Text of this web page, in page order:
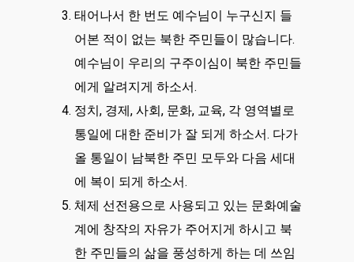
태어나서 한 번도 예수님이 누구신지 들
어본 적이 없는 북한 주민들이 많습니다.
예수님이 우리의 구주이심이 북한 주민들
에게 알려지게 하소서.
정치, 경제, 사회, 문화, 교육, 각 영역별로
통일에 대한 준비가 잘 되게 하소서. 다가
올 통일이 남북한 주민 모두와 다음 세대
에 복이 되게 하소서.
체제 선전용으로 사용되고 있는 문화예술
계에 창작의 자유가 주어지게 하시고 북
한 주민들의 삶을 풍성하게 하는 데 쓰임